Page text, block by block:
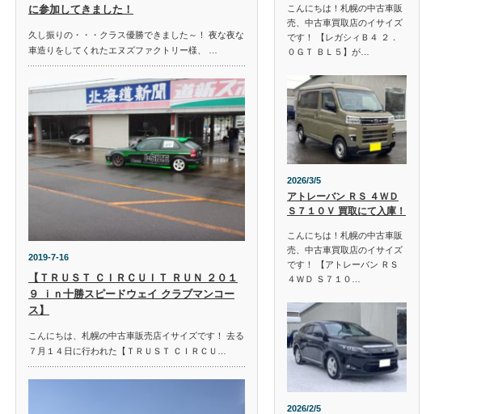
に参加してきました！
久し振りの・・・クラス優勝できました～！ 夜な夜な
車造りをしてくれたエヌズファクトリー様、 …
2019-7-16
【ＴＲＵＳＴ ＣＩＲＣＵＩＴ ＲＵＮ ２０１
９ ｉｎ十勝スピードウェイ クラブマンコー
ス】
こんにちは、札幌の中古車販売店イサイズです！ 去る
７月１４日に行われた【ＴＲＵＳＴ ＣＩＲＣＵ…
こんにちは！札幌の中古車販
売、中古車買取店のイサイズ
です！ 【レガシィＢ４ ２．
０ＧＴ ＢＬ５】が…
2026/3/5
アトレーバン ＲＳ ４ＷＤ
Ｓ７１０Ｖ 買取にて入庫！
こんにちは！札幌の中古車販
売、中古車買取店のイサイズ
です！ 【アトレーバン ＲＳ
４ＷＤ Ｓ７１０…
2026/2/5